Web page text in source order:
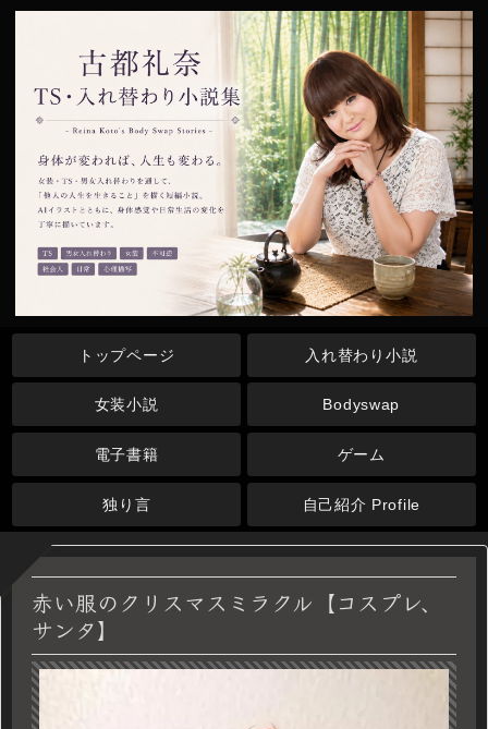
トップページ 入れ替わり小説
女装小説 Bodyswap
電子書籍 ゲーム
独り言 自己紹介 Profile
赤い服のクリスマスミラクル【コスプレ、
サンタ】